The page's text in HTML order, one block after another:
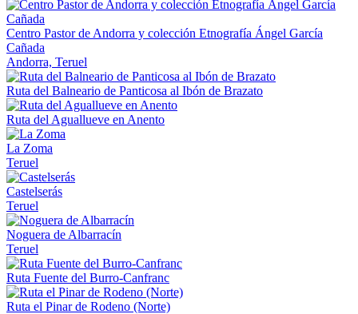
Centro Pastor de Andorra y colección Etnografía Ángel García
Cañada
Andorra, Teruel
Ruta del Balneario de Panticosa al Ibón de Brazato
Ruta del Aguallueve en Anento
La Zoma
Teruel
Castelserás
Teruel
Noguera de Albarracín
Teruel
Ruta Fuente del Burro-Canfranc
Ruta el Pinar de Rodeno (Norte)